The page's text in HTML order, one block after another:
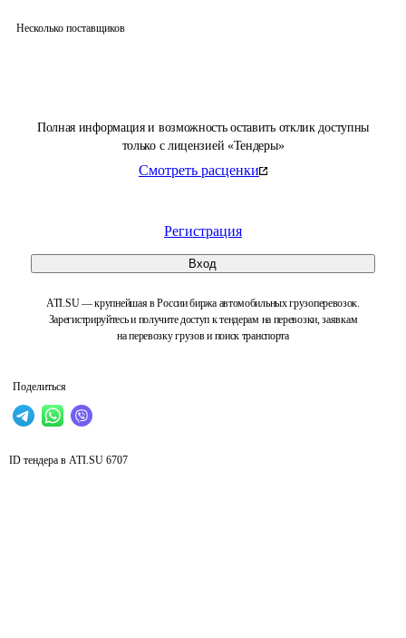
Полная информация и возможность оставить отклик доступны
только с лицензией «Тендеры»
Смотреть расценки
Регистрация
Вход
ATI.SU — крупнейшая в России биржа автомобильных грузоперевозок.
Зарегистрируйтесь и получите доступ к тендерам на перевозки, заявкам
на перевозку грузов и поиск транспорта
Поделиться
Несколько поставщиков
ID тендера в ATI.SU 6707